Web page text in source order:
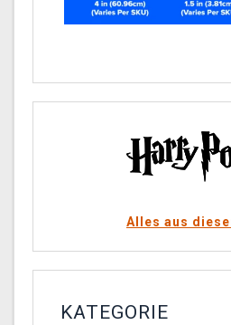
Alles aus
KATEGORIE